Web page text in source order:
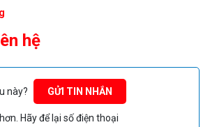
hệ
này? GỬI TIN NHẮN
Hãy để lại số điện thoại